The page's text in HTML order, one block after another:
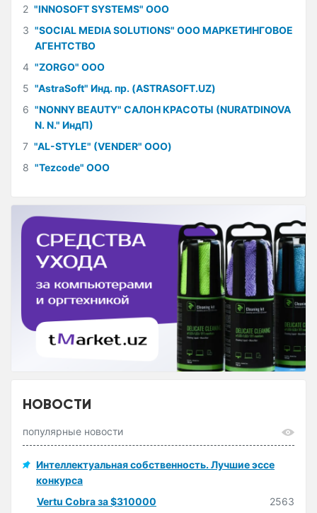
2 "INNOSOFT SYSTEMS" ООО
3 "SOCIAL MEDIA SOLUTIONS" ООО МАРКЕТИНГОВОЕ
АГЕНТСТВО
4 "ZORGO" ООО
5 "AstraSoft" Инд. пр. (ASTRASOFT.UZ)
6 "NONNY BEAUTY" САЛОН КРАСОТЫ (NURATDINOVA
N. N." ИндП)
7 "AL-STYLE" (VENDER" ООО)
8 "Tezcode" ООО
НОВОСТИ
популярные новости
Интеллектуальная собственность. Лучшие эссе
конкурса
Vertu Cobra за $310000
2563